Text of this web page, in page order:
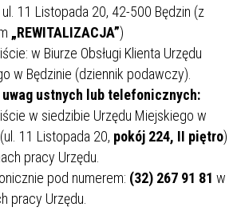
ul. 11 Listopada 20, 42-500 Będzin (z
„REWITALIZACJA”)
w Biurze Obsługi Klienta Urzędu
w Będzinie (dziennik podawczy).
uwag ustnych lub telefonicznych:
w siedzibie Urzędu Miejskiego w
11 Listopada 20, pokój 224, II piętro)
pracy Urzędu.
pod numerem: (32) 267 91 81 w
pracy Urzędu.